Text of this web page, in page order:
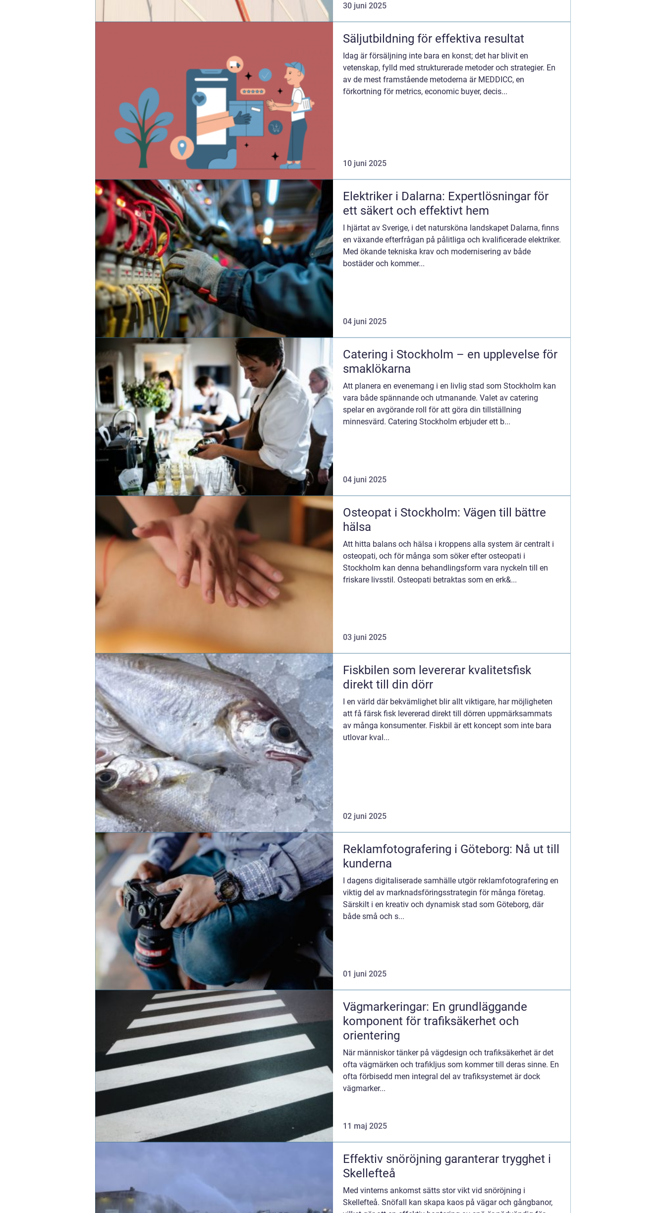
30 juni 2025
Säljutbildning för effektiva resultat
Idag är försäljning inte bara en konst; det har blivit en
vetenskap, fylld med strukturerade metoder och strategier. En
av de mest framstående metoderna är MEDDICC, en
förkortning för metrics, economic buyer, decis...
10 juni 2025
Elektriker i Dalarna: Expertlösningar för
ett säkert och effektivt hem
I hjärtat av Sverige, i det natursköna landskapet Dalarna, finns
en växande efterfrågan på pålitliga och kvalificerade elektriker.
Med ökande tekniska krav och modernisering av både
bostäder och kommer...
04 juni 2025
Catering i Stockholm – en upplevelse för
smaklökarna
Att planera en evenemang i en livlig stad som Stockholm kan
vara både spännande och utmanande. Valet av catering
spelar en avgörande roll för att göra din tillställning
minnesvärd. Catering Stockholm erbjuder ett b...
04 juni 2025
Osteopat i Stockholm: Vägen till bättre
hälsa
Att hitta balans och hälsa i kroppens alla system är centralt i
osteopati, och för många som söker efter osteopati i
Stockholm kan denna behandlingsform vara nyckeln till en
friskare livsstil. Osteopati betraktas som en erk&...
03 juni 2025
Fiskbilen som levererar kvalitetsfisk
direkt till din dörr
I en värld där bekvämlighet blir allt viktigare, har möjligheten
att få färsk fisk levererad direkt till dörren uppmärksammats
av många konsumenter. Fiskbil är ett koncept som inte bara
utlovar kval...
02 juni 2025
Reklamfotografering i Göteborg: Nå ut till
kunderna
I dagens digitaliserade samhälle utgör reklamfotografering en
viktig del av marknadsföringsstrategin för många företag.
Särskilt i en kreativ och dynamisk stad som Göteborg, där
både små och s...
01 juni 2025
Vägmarkeringar: En grundläggande
komponent för trafiksäkerhet och
orientering
När människor tänker på vägdesign och trafiksäkerhet är det
ofta vägmärken och trafikljus som kommer till deras sinne. En
ofta förbisedd men integral del av trafiksystemet är dock
vägmarker...
11 maj 2025
Effektiv snöröjning garanterar trygghet i
Skellefteå
Med vinterns ankomst sätts stor vikt vid snöröjning i
Skellefteå. Snöfall kan skapa kaos på vägar och gångbanor,